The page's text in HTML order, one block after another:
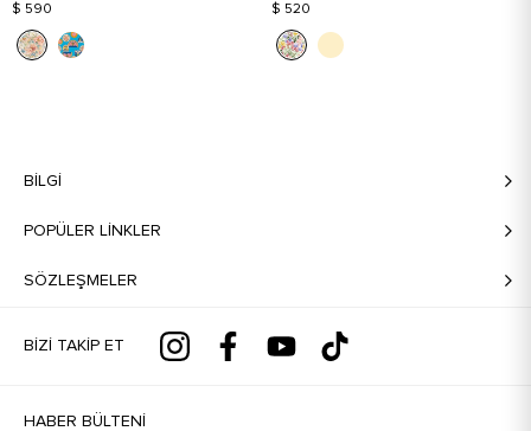
$ 590 $ 520
BILGI
POPÜLER LİNKLER
SÖZLEŞMELER
BIZI TAKIP ET
HABER BÜLTENI